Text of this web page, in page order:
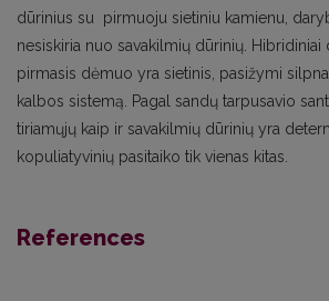
dūrinius su pirmuoju sietiniu kamienu,
nesiskiria nuo savakilmių dūrinių. Hibridiniai
pirmasis dėmuo yra sietinis, pasižymi
kalbos sistemą. Pagal sandų tarpusavio
tiriamųjų kaip ir savakilmių dūrinių yra
kopuliatyvinių pasitaiko tik vienas kitas.
References